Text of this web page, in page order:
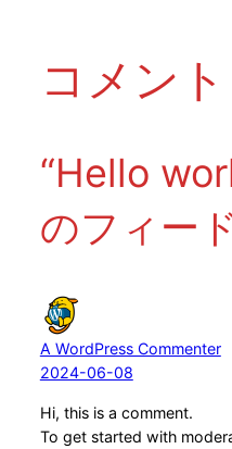
コメント
“Hello
のフィー
A WordPress Commenter
2024-06-08
Hi, this is a comment.
To get started with